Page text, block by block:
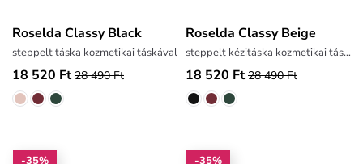
Roselda Classy Black
steppelt táska kozmetikai táskával
18 520 Ft 28 490 Ft
Roselda Classy Beige
steppelt kézitáska kozmetikai táskával
18 520 Ft 28 490 Ft
-35%
-35%